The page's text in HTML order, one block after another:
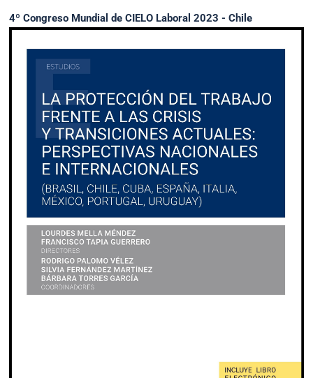
4º Congreso Mundial de CIELO Laboral 2023 - Chile